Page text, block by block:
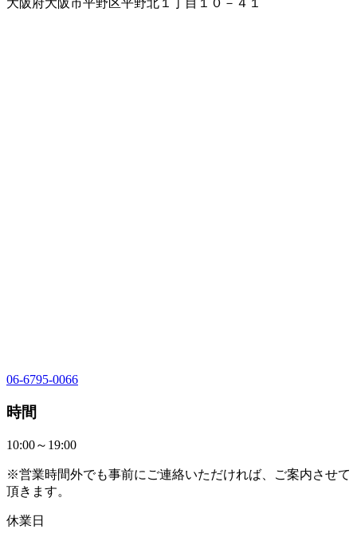
大阪府大阪市平野区平野北１丁目１０－４１
06-6795-0066
時間
10:00～19:00
※営業時間外でも事前にご連絡いただければ、ご案内させて
頂きます。
休業日